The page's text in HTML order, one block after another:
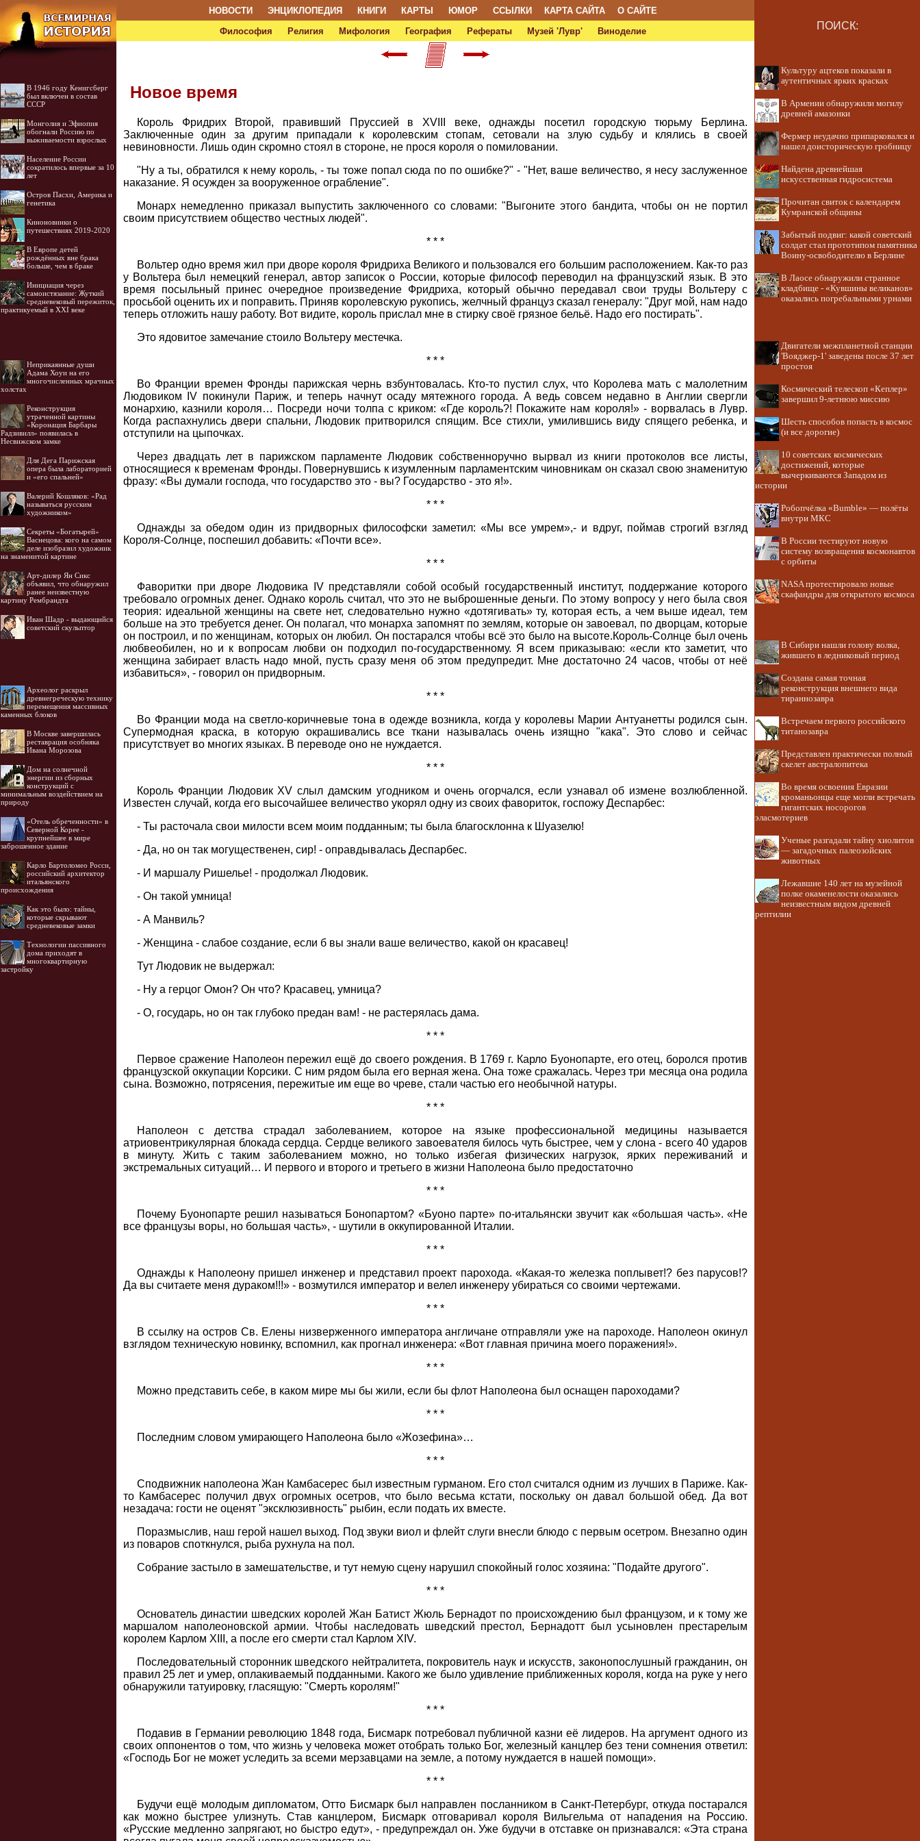
НОВОСТИ ЭНЦИКЛОПЕДИЯ КНИГИ КАРТЫ ЮМОР ССЫЛКИ КАРТА САЙТА
О САЙТЕ
Философия
Религия Мифология География Рефераты Музей 'Лувр' Виноделие ПОИСК:
В 1946 году Кенигсберг
был включен в состав
СССР
Монголия и Эфиопия
обогнали Россию по
выживаемости взрослых
Население России
сократилось впервые за 10
лет
Остров Пасхи, Америка и
генетика
Киноновинки о
путешествиях 2019-2020
В Европе детей
рождённых вне брака
больше, чем в браке
Инициация через
самоистязание: Жуткий
средневековый пережиток,
практикуемый в XXI веке
Неприкаянные души
Адама Хоуи на его
многочисленных мрачных
холстах
Реконструкция
утраченной картины
«Коронация Барбары
Радзивилл» появилась в
Несвижском замке
Для Дега Парижская
опера была лабораторией
и «его спальней»
Валерий Кошляков: «Рад
называться русским
художником»
Секреты «Богатырей»
Васнецова: кого на самом
деле изобразил художник
на знаменитой картине
Арт-дилер Ян Сикс
объявил, что обнаружил
ранее неизвестную
картину Рембрандта
Иван Шадр - выдающийся
советский скульптор
Археолог раскрыл
древнегреческую технику
перемещения массивных
каменных блоков
В Москве завершилась
реставрация особняка
Ивана Морозова
Дом на солнечной
энергии из сборных
конструкций с
минимальным воздействием на
природу
«Отель обреченности» в
Северной Корее -
крупнейшее в мире
заброшенное здание
Карло Бартоломео Росси,
российский архитектор
итальянского
происхождения
Как это было: тайны,
которые скрывают
средневековые замки
Технологии пассивного
дома приходят в
многоквартирную
застройку
Новое время
Король Фридрих Второй, правивший Пруссией в XVIII веке, однажды посетил городскую тюрьму Берлина.
Заключенные один за другим припадали к королевским стопам, сетовали на злую судьбу и клялись в своей
невиновности. Лишь один скромно стоял в стороне, не прося короля о помиловании.
"Ну а ты, обратился к нему король, - ты тоже попал сюда по по ошибке?" - "Нет, ваше величество, я несу заслуженное
наказание. Я осужден за вооруженное ограбление".
Монарх немедленно приказал выпустить заключенного со словами: "Выгоните этого бандита, чтобы он не портил
своим присутствием общество честных людей".
* * *
Вольтер одно время жил при дворе короля Фридриха Великого и пользовался его большим расположением. Как-то раз
у Вольтера был немецкий генерал, автор записок о России, которые философ переводил на французский язык. В это
время посыльный принес очередное произведение Фридриха, который обычно передавал свои труды Вольтеру с
просьбой оценить их и поправить. Приняв королевскую рукопись, желчный француз сказал генералу: "Друг мой, нам надо
теперь отложить нашу работу. Вот видите, король прислал мне в стирку своё грязное бельё. Надо его постирать".
Это ядовитое замечание стоило Вольтеру местечка.
* * *
Во Франции времен Фронды парижская чернь взбунтовалась. Кто-то пустил слух, что Королева мать с малолетним
Людовиком IV покинули Париж, и теперь начнут осаду мятежного города. А ведь совсем недавно в Англии свергли
монархию, казнили короля… Посреди ночи толпа с криком: «Где король?! Покажите нам короля!» - ворвалась в Лувр.
Когда распахнулись двери спальни, Людовик притворился спящим. Все стихли, умилившись виду спящего ребенка, и
отступили на цыпочках.
Через двадцать лет в парижском парламенте Людовик собственноручно вырвал из книги протоколов все листы,
относящиеся к временам Фронды. Повернувшись к изумленным парламентским чиновникам он сказал свою знаменитую
фразу: «Вы думали господа, что государство это - вы? Государство - это я!».
* * *
Однажды за обедом один из придворных философски заметил: «Мы все умрем»,- и вдруг, поймав строгий взгляд
Короля-Солнце, поспешил добавить: «Почти все».
* * *
Фаворитки при дворе Людовика IV представляли собой особый государственный институт, поддержание которого
требовало огромных денег. Однако король считал, что это не выброшенные деньги. По этому вопросу у него была своя
теория: идеальной женщины на свете нет, следовательно нужно «дотягивать» ту, которая есть, а чем выше идеал, тем
больше на это требуется денег. Он полагал, что монарха запомнят по землям, которые он завоевал, по дворцам, которые
он построил, и по женщинам, которых он любил. Он постарался чтобы всё это было на высоте.Король-Солнце был очень
любвеобилен, но и к вопросам любви он подходил по-государственному. Я всем приказываю: «если кто заметит, что
женщина забирает власть надо мной, пусть сразу меня об этом предупредит. Мне достаточно 24 часов, чтобы от неё
избавиться», - говорил он придворным.
* * *
Во Франции мода на светло-коричневые тона в одежде возникла, когда у королевы Марии Антуанетты родился сын.
Супермодная краска, в которую окрашивались все ткани называлась очень изящно "кака". Это слово и сейчас
присутствует во многих языках. В переводе оно не нуждается.
* * *
Король Франции Людовик XV слыл дамским угодником и очень огорчался, если узнавал об измене возлюбленной.
Известен случай, когда его высочайшее величество укорял одну из своих фавориток, госпожу Деспарбес:
- Ты расточала свои милости всем моим подданным; ты была благосклонна к Шуазелю!
- Да, но он так могущественен, сир! - оправдывалась Деспарбес.
- И маршалу Ришелье! - продолжал Людовик.
- Он такой умница!
- А Манвиль?
- Женщина - слабое создание, если б вы знали ваше величество, какой он красавец!
Тут Людовик не выдержал:
- Ну а герцог Омон? Он что? Красавец, умница?
- О, государь, но он так глубоко предан вам! - не растерялась дама.
* * *
Первое сражение Наполеон пережил ещё до своего рождения. В 1769 г. Карло Буонопарте, его отец, боролся против
французской оккупации Корсики. С ним рядом была его верная жена. Она тоже сражалась. Через три месяца она родила
сына. Возможно, потрясения, пережитые им еще во чреве, стали частью его необычной натуры.
* * *
Наполеон с детства страдал заболеванием, которое на языке профессиональной медицины называется
атриовентрикулярная блокада сердца. Сердце великого завоевателя билось чуть быстрее, чем у слона - всего 40 ударов
в минуту. Жить с таким заболеванием можно, но только избегая физических нагрузок, ярких переживаний и
экстремальных ситуаций… И первого и второго и третьего в жизни Наполеона было предостаточно
* * *
Почему Буонопарте решил называться Бонопартом? «Буоно парте» по-итальянски звучит как «большая часть». «Не
все французы воры, но большая часть», - шутили в оккупированной Италии.
* * *
Однажды к Наполеону пришел инженер и представил проект парохода. «Какая-то железка поплывет!? без парусов!?
Да вы считаете меня дураком!!!» - возмутился император и велел инженеру убираться со своими чертежами.
* * *
В ссылку на остров Св. Елены низверженного императора англичане отправляли уже на пароходе. Наполеон окинул
взглядом техническую новинку, вспомнил, как прогнал инженера: «Вот главная причина моего поражения!».
* * *
Можно представить себе, в каком мире мы бы жили, если бы флот Наполеона был оснащен пароходами?
* * *
Последним словом умирающего Наполеона было «Жозефина»…
* * *
Сподвижник наполеона Жан Камбасерес был известным гурманом. Его стол считался одним из лучших в Париже. Как-
то Камбасерес получил двух огромных осетров, что было весьма кстати, поскольку он давал большой обед. Да вот
незадача: гости не оценят "эксклюзивность" рыбин, если подать их вместе.
Поразмыслив, наш герой нашел выход. Под звуки виол и флейт слуги внесли блюдо с первым осетром. Внезапно один
из поваров споткнулся, рыба рухнула на пол.
Собрание застыло в замешательстве, и тут немую сцену нарушил спокойный голос хозяина: "Подайте другого".
* * *
Основатель династии шведских королей Жан Батист Жюль Бернадот по происхождению был французом, и к тому же
маршалом наполеоновской армии. Чтобы наследовать шведский престол, Бернадотт был усыновлен престарелым
королем Карлом XIII, а после его смерти стал Карлом XIV.
Последовательный сторонник шведского нейтралитета, покровитель наук и искусств, законопослушный гражданин, он
правил 25 лет и умер, оплакиваемый подданными. Какого же было удивление приближенных короля, когда на руке у него
обнаружили татуировку, гласящую: "Смерть королям!"
* * *
Подавив в Германии революцию 1848 года, Бисмарк потребовал публичной казни её лидеров. На аргумент одного из
своих оппонентов о том, что жизнь у человека может отобрать только Бог, железный канцлер без тени сомнения ответил:
«Господь Бог не может уследить за всеми мерзавцами на земле, а потому нуждается в нашей помощи».
* * *
Будучи ещё молодым дипломатом, Отто Бисмарк был направлен посланником в Санкт-Петербург, откуда постарался
как можно быстрее улизнуть. Став канцлером, Бисмарк отговаривал короля Вильгельма от нападения на Россию.
«Русские медленно запрягают, но быстро едут», - предупреждал он. Уже будучи в отставке он признавался: «Эта страна
Культуру ацтеков показали в
аутентичных ярких красках
В Армении обнаружили могилу
древней амазонки
Фермер неудачно припарковался и
нашел доисторическую гробницу
Найдена древнейшая
искусственная гидросистема
Прочитан свиток с календарем
Кумранской общины
Забытый подвиг: какой советский
солдат стал прототипом памятника
Воину-освободителю в Берлине
В Лаосе обнаружили странное
кладбище - «Кувшины великанов»
оказались погребальными урнами
Двигатели межпланетной станции
'Вояджер-1' заведены после 37 лет
простоя
Космический телескоп «Кеплер»
завершил 9-летнюю миссию
Шесть способов попасть в космос
(и все дорогие)
10 советских космических
достижений, которые
вычеркиваются Западом из
истории
Робопчёлка «Bumble» — полёты
внутри МКС
В России тестируют новую
систему возвращения космонавтов
с орбиты
NASA протестировало новые
скафандры для открытого космоса
В Сибири нашли голову волка,
жившего в ледниковый период
Создана самая точная
реконструкция внешнего вида
тираннозавра
Встречаем первого российского
титанозавра
Представлен практически полный
скелет австралопитека
Во время освоения Евразии
кроманьонцы еще могли встречать
гигантских носорогов
эласмотериев
Ученые разгадали тайну хиолитов
— загадочных палеозойских
животных
Лежавшие 140 лет на музейной
полке окаменелости оказались
неизвестным видом древней
рептилии